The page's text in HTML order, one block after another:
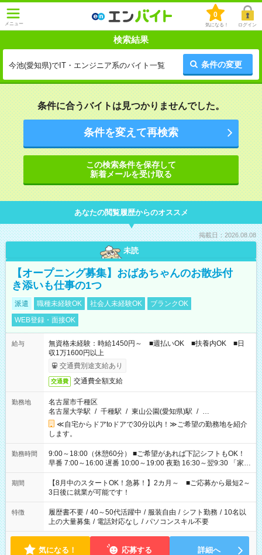
メニュー
0
気になる！ ログイン
検索結果
今池(愛知県)でIT・エンジニア系のバイト一覧 条件の変更
条件に合うバイトは見つかりませんでした。
条件を変えて再検索
この検索条件を保存して
新着メールを受け取る
あなたの閲覧履歴からのオススメ
掲載日：2026.08.08
未読
【オープニング募集】おばあちゃんのお散歩付
き添いも仕事の1つ
派遣 職種未経験OK 社会人未経験OK
ブランクOK
WEB登録・面接OK
給与
無資格未経験：時給1450円～ ■週払いOK ■扶養内OK ■日
収1万1600円以上
交通費別途支給あり
交通費 交通費全額支給
勤務地
名古屋市千種区
名古屋大学駅 / 千種駅 / 東山公園(愛知県)駅 / …
≪自宅からドアtoドアで30分以内！≫ご希望の勤務地を紹介
します。
勤務時間
9:00～18:00（休憩60分） ■ご希望があれば下記シフトもOK！
早番 7:00～16:00 遅番 10:00～19:00 夜勤 16:30～翌9:30 「家族
と休みを合わせたい」 「余裕を持って夕飯の準備がしたい」
「できれば残業はしたくない」 など、ご希望を教えてください
ね。 ※Wワーク希望の方へ 今ご覧のお仕事で希望する勤務時間
と、もう1つのお仕事の勤務時間。 合計で週40時間を超える場
合は応募できません。
期間
【8月中のスタートOK！急募！】2カ月～ ■ご応募から最短2～
3日後に就業が可能です！
特徴 履歴書不要 / 40～50代活躍中 / 服装自由 / シフト勤務 / 10名以
上の大量募集 / 電話対応なし / パソコンスキル不要
気になる！ 応募する 詳細へ